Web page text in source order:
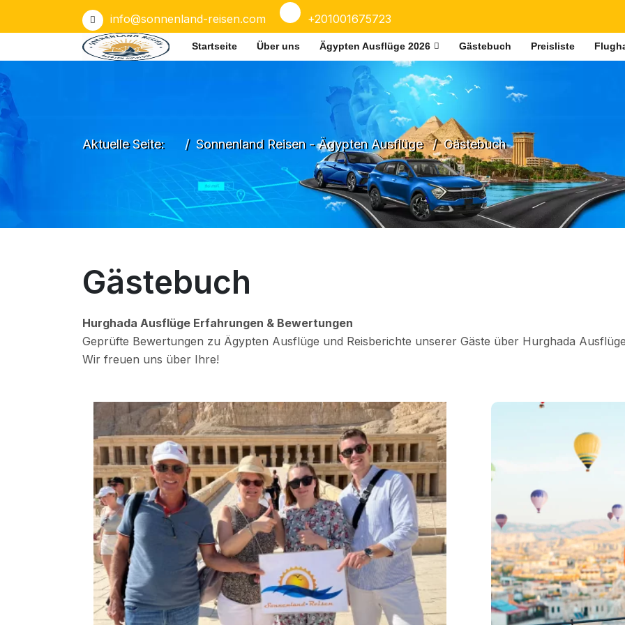
info@sonnenland-reisen.com +201001675723
Startseite Über uns Ägypten Ausflüge 2026 Gästebuch Preisliste
Aktuelle Seite: Sonnenland Reisen - Ägypten Ausflüge Gästebuch
Gästebuch
Hurghada Ausflüge Erfahrungen & Bewertungen
Geprüfte Bewertungen zu Ägypten Ausflüge und Reisberichte unserer Gäste über Hurghada
Wir freuen uns über Ihre!